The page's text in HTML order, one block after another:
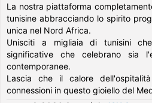
La nostra piattaforma
tunisine abbracciando lo spirito
unica nel Nord Africa.
Unisciti a migliaia di tunisini che
significative che celebrano sia
contemporanee.
Lascia che il calore
connessioni in questo gioiello del